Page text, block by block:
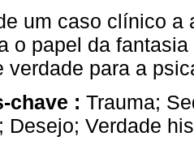
um caso clínico a
o papel da
verdade para a
chave : Trauma;
Desejo; Verdade